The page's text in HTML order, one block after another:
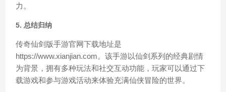
力。
5. 总结归纳
传奇仙剑版手游官网下载地址是
https://www.xianjian.com。该手游以仙剑系列的经典剧情
为背景，拥有多种玩法和社交互动功能，玩家可以通过下
载游戏和参与游戏活动来体验充满仙侠冒险的世界。